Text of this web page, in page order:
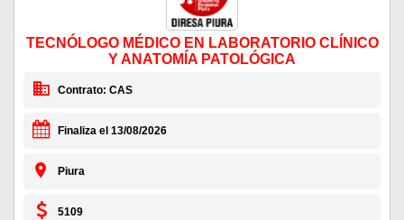
TECNÓLOGO MÉDICO EN LABORATORIO CLÍNICO
Y ANATOMÍA PATOLÓGICA
Contrato: CAS
Finaliza el 13/08/2026
Piura
5109